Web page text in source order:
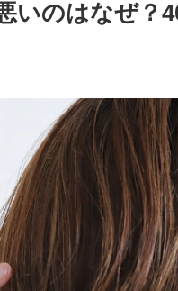
いのはなぜ？